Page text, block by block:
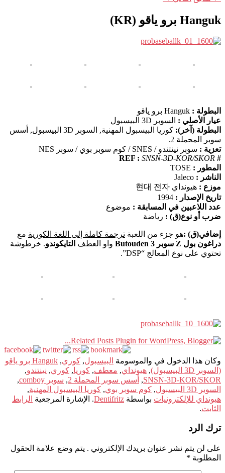
Hanguk برو ياقو (KR)
البطولة : Hanguk برو ياقو
عيار الأصلي : السوبر 3D البيسبول
البطولة (آخر):
كوريا البيسبول المهنية, السوبر 3D البيسبول, أسس
سوبر المحملة 2.
تعزية : سوبر نينتندو / SNES / كوم سوبر بوي / سوبر NES
# REF :
SNSN-3D-KOR/SKOR
المطور :
الناشر :
موزع : هيونداي 현대 전자
تاريخ الإصدار :
عدد اللاعبين في المسابقة : موضوع
ضرب أو نوع(ق) : رياضة
إضافي(ق) :هو جزء من اللعبة ترجمة كاملة إلى اللغة الكورية مع
دراغون بول Z سوبر Butouden 3
واو العطف التايكوندو. خرطوشة
تحتوي على نوع المعالج “DSP”.
وكان هذا الدخول في والموسومة البيسبول, كوري,
Hanguk برو ياقو
(السوبر 3D البيسبول)
, هيونداي, معطف, كوريا, كوري, نينتندو,
SNSN-3D-KOR/SKOR
, أسس سوبر المحملة 2 , سوبر comboy
,
السوبر 3D البيسبول
, كوم سوبر بوي, كوريا البيسبول المهنية,
هيونداي للإلكترونيات بواسطة Dentifritz. الإشارة المرجعية الرابط
الثابت.
ترك الرد
على لن يتم نشر عنوان بريدك الإلكتروني . يتم وضع علامة الحقول
المطلوبة *